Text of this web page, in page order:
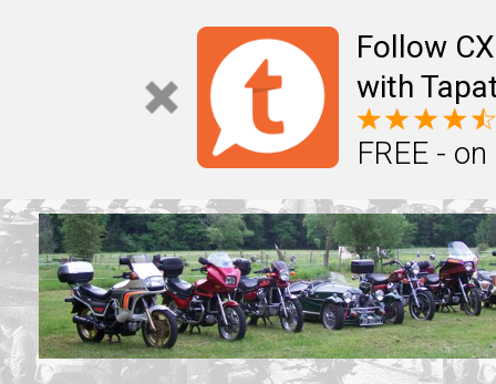
Follow
with
FREE -